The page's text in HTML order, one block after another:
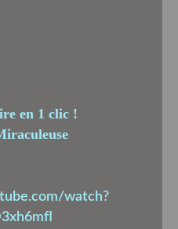
watch?